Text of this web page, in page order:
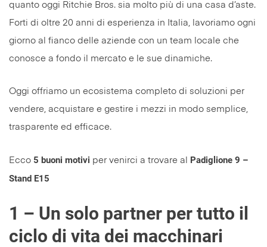
quanto oggi Ritchie Bros. sia molto più di una casa d’aste.
Forti di oltre 20 anni di esperienza in Italia, lavoriamo ogni
giorno al fianco delle aziende con un team locale che
conosce a fondo il mercato e le sue dinamiche.
Oggi offriamo un ecosistema completo di soluzioni per
vendere, acquistare e gestire i mezzi in modo semplice,
trasparente ed efficace.
Ecco 5 buoni motivi per venirci a trovare al Padiglione 9 –
Stand E15
1 – Un solo partner per tutto il
ciclo di vita dei macchinari